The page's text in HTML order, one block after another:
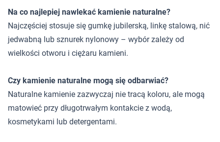
Na co najlepiej nawlekać kamienie naturalne?
Najczęściej stosuje się gumkę jubilerską, linkę stalową, nić
jedwabną lub sznurek nylonowy – wybór zależy od
wielkości otworu i ciężaru kamieni.
Czy kamienie naturalne mogą się odbarwiać?
Naturalne kamienie zazwyczaj nie tracą koloru, ale mogą
matowieć przy długotrwałym kontakcie z wodą,
kosmetykami lub detergentami.